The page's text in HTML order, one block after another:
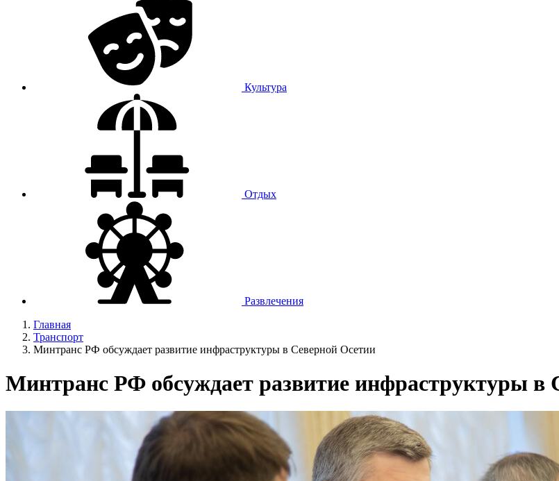
Культура
Отдых
Развлечения
Главная
Транспорт
Минтранс РФ обсуждает развитие инфраструктуры в Северной Осетии
Минтранс РФ обсуждает развитие инфраструктуры в